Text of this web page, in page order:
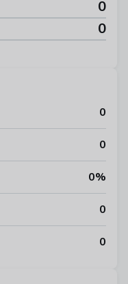
0
0
0
0
0%
0
0